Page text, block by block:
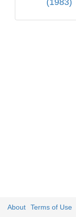
(1983)
About Terms of Use